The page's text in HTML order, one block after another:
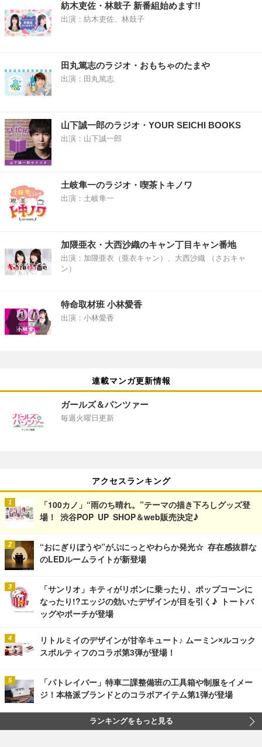
紡木吏佐・林鼓子 新番組始めます!!
出演：紡木吏佐、林鼓子
田丸篤志のラジオ・おもちゃのたまや
出演：田丸篤志
山下誠一郎のラジオ・YOUR SEICHI BOOKS
出演：山下誠一郎
土岐隼一のラジオ・喫茶トキノワ
出演：土岐隼一
加隈亜衣・大西沙織のキャン丁目キャン番地
出演：加隈亜衣（亜衣キャン）、大西沙織 （さおキャ
ン）
特命取材班 小林愛香
出演：小林愛香
連載マンガ更新情報
ガールズ＆パンツァー
毎週火曜日更新
アクセスランキング
「100カノ」“雨のち晴れ。”テーマの描き下ろしグッズ登
場！ 渋谷POP UP SHOP＆web販売決定♪
“おにぎりぼうや”がぷにっとやわらか発光☆ 存在感抜群な
のLEDルームライトが新登場
「サンリオ」キティがリボンに乗ったり、ポップコーンに
なったり!?エッジの効いたデザインが目を引く♪ トートバ
ッグやポーチが登場
リトルミイのデザインが甘辛キュート♪ ムーミン×ルコック
スポルティフのコラボ第3弾が登場！
「パトレイバー」特車二課整備班の工具箱や制服をイメー
ジ！本格派ブランドとのコラボアイテム第1弾が登場
ランキングをもっと見る